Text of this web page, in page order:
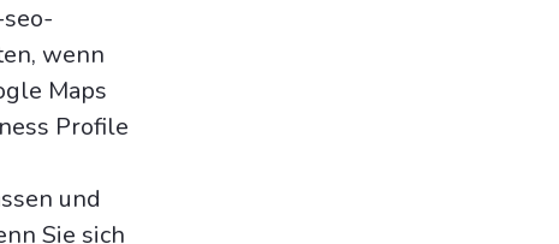
wenn
Maps
Profile
und
Sie sich